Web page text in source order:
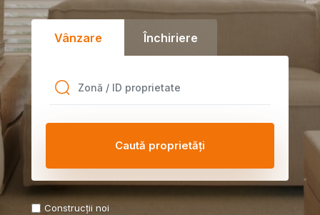
Vânzare Închiriere
Construcții noi